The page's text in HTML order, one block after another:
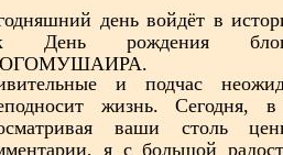
день войдёт в
День рождения
и подчас
жизнь. Сегодня, в
ваши столь
я с большой